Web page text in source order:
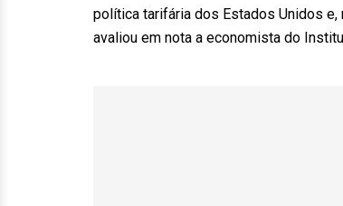
política tarifária dos Estados Unidos e,
avaliou em nota a economista do